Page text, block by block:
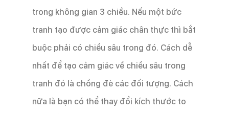
trong không gian 3 chiều. Nếu một bức
tranh tạo được cảm giác chân thực thì bắt
buộc phải có chiều sâu trong đó. Cách dễ
nhất để tạo cảm giác về chiều sâu trong
tranh đó là chồng đè các đối tượng. Cách
nữa là bạn có thể thay đổi kích thước to